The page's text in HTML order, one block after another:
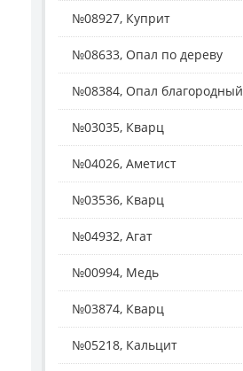
№08927, Куприт
№08633, Опал по дереву
№08384, Опал благородный
№03035, Кварц
№04026, Аметист
№03536, Кварц
№04932, Агат
№00994, Медь
№03874, Кварц
№05218, Кальцит